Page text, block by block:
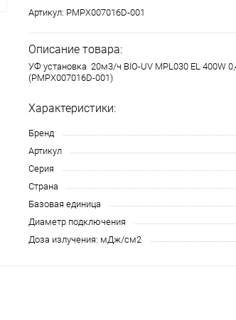
Артикул: PMPX007016D-001
Описание товара:
УФ установка 20м3/ч BIO-UV MPL030 EL 400W
(PMPX007016D-001)
Характеристики:
Бренд
Артикул
Серия
Страна
Базовая единица
Диаметр подключения
Доза излучения: мДж/см2